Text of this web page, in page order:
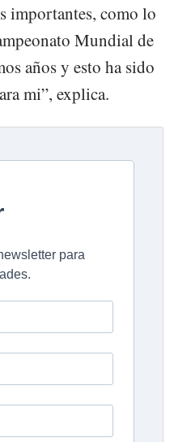
importantes, como lo
Mundial de
años y esto ha sido
mi”, explica.